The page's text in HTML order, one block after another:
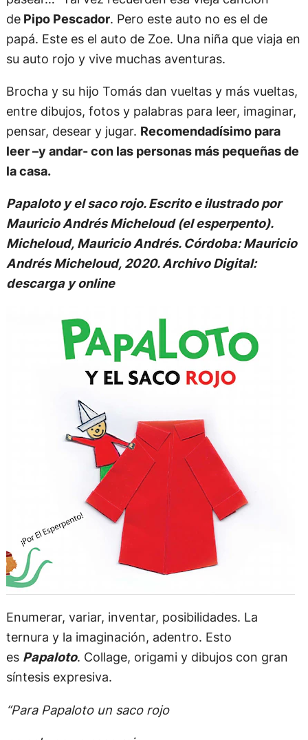
dePipo Pescador. Pero este auto no es el de
papá. Este es el auto de Zoe. Una niña que viaja en
su auto rojo y vive muchas aventuras.
Brocha y su hijo Tomás dan vueltas y más vueltas,
entre dibujos, fotos y palabras para leer, imaginar,
pensar, desear y jugar. Recomendadísimo para
leer –y andar- con las personas más pequeñas de
la casa.
Papaloto y el saco rojo. Escrito e ilustrado por
Mauricio Andrés Micheloud (el esperpento).
Micheloud, Mauricio Andrés. Córdoba: Mauricio
Andrés Micheloud, 2020. Archivo Digital:
descarga y online
Enumerar, variar, inventar, posibilidades. La
ternura y la imaginación, adentro. Esto
es Papaloto. Collage, origami y dibujos con gran
síntesis expresiva.
“Para Papaloto un saco rojo